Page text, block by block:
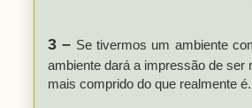
3 – Se tivermos um ambiente
ambiente dará a impressão de ser
mais comprido do que realmente é.